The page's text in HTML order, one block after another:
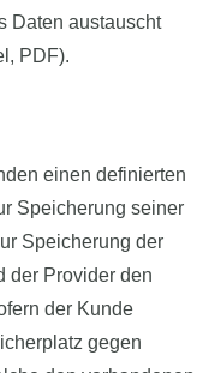
Daten austauscht
PDF).
einen definierten
Speicherung seiner
Speicherung der
der Provider den
der Kunde
gegen